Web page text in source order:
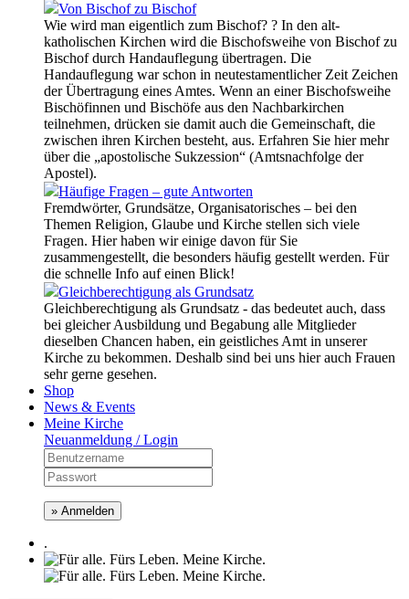
Von Bischof zu Bischof
Wie wird man eigentlich zum Bischof? ? In den alt-
katholischen Kirchen wird die Bischofsweihe von Bischof zu
Bischof durch Handauflegung übertragen. Die
Handauflegung war schon in neutestamentlicher Zeit Zeichen
der Übertragung eines Amtes. Wenn an einer Bischofsweihe
Bischöfinnen und Bischöfe aus den Nachbarkirchen
teilnehmen, drücken sie damit auch die Gemeinschaft, die
zwischen ihren Kirchen besteht, aus. Erfahren Sie hier mehr
über die „apostolische Sukzession“ (Amtsnachfolge der
Apostel).
Häufige Fragen – gute Antworten
Fremdwörter, Grundsätze, Organisatorisches – bei den
Themen Religion, Glaube und Kirche stellen sich viele
Fragen. Hier haben wir einige davon für Sie
zusammengestellt, die besonders häufig gestellt werden. Für
die schnelle Info auf einen Blick!
Gleichberechtigung als Grundsatz
Gleichberechtigung als Grundsatz - das bedeutet auch, dass
bei gleicher Ausbildung und Begabung alle Mitglieder
dieselben Chancen haben, ein geistliches Amt in unserer
Kirche zu bekommen. Deshalb sind bei uns hier auch Frauen
sehr gerne gesehen.
Shop
News & Events
Meine Kirche
Neuanmeldung / Login
» Anmelden
.